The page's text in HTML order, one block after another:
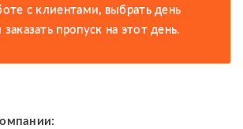
с клиентами, выбрать день
пропуск на этот день.